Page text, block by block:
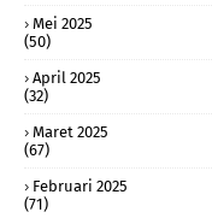
Mei 2025
(50)
April 2025
(32)
Maret 2025
(67)
Februari 2025
(71)